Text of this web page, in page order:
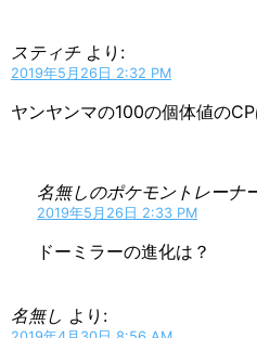
スティチ より:
2019年5月26日 2:32 PM
ヤンヤンマの100の個体値のCP
名無しのポケモントレーナ
2019年5月26日 2:33 PM
ドーミラーの進化は？
名無し より: